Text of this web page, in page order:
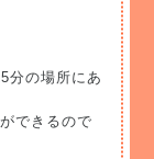
分の場所にあ
できるので